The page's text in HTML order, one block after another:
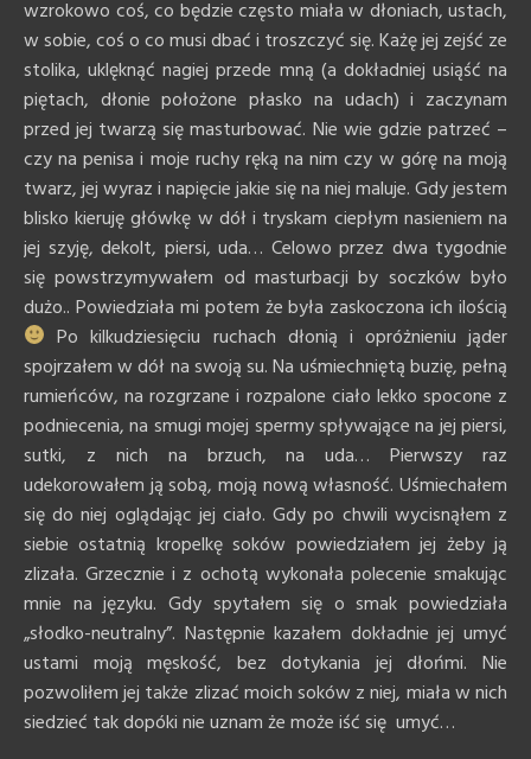
wzrokowo coś, co będzie często miała w dłoniach, ustach,
w sobie, coś o co musi dbać i troszczyć się. Każę jej zejść ze
stolika, uklęknąć nagiej przede mną (a dokładniej usiąść na
piętach, dłonie położone płasko na udach) i zaczynam
przed jej twarzą się masturbować. Nie wie gdzie patrzeć –
czy na penisa i moje ruchy ręką na nim czy w górę na moją
twarz, jej wyraz i napięcie jakie się na niej maluje. Gdy jestem
blisko kieruję główkę w dół i tryskam ciepłym nasieniem na
jej szyję, dekolt, piersi, uda… Celowo przez dwa tygodnie
się powstrzymywałem od masturbacji by soczków było
dużo.. Powiedziała mi potem że była zaskoczona ich ilością
Po kilkudziesięciu ruchach dłonią i opróżnieniu jąder
spojrzałem w dół na swoją su. Na uśmiechniętą buzię, pełną
rumieńców, na rozgrzane i rozpalone ciało lekko spocone z
podniecenia, na smugi mojej spermy spływające na jej piersi,
sutki, z nich na brzuch, na uda… Pierwszy raz
udekorowałem ją sobą, moją nową własność. Uśmiechałem
się do niej oglądając jej ciało. Gdy po chwili wycisnąłem z
siebie ostatnią kropelkę soków powiedziałem jej żeby ją
zlizała. Grzecznie i z ochotą wykonała polecenie smakując
mnie na języku. Gdy spytałem się o smak powiedziała
„słodko-neutralny”. Następnie kazałem dokładnie jej umyć
ustami moją męskość, bez dotykania jej dłońmi. Nie
pozwoliłem jej także zlizać moich soków z niej, miała w nich
siedzieć tak dopóki nie uznam że może iść się umyć…